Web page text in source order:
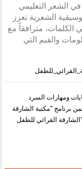
الشعر التعليمي
الشعرية تعزز
الكلمات، مترافقاً مع
والقيم التي
ومهارات السرد
برنامج “مكتبة الشارقة
القرائي للطفل